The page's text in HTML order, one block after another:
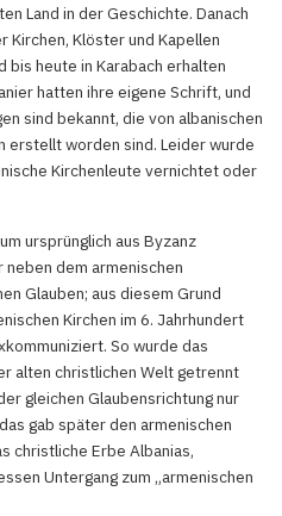
Land in der Geschichte. Danach
Kirchen, Klöster und Kapellen
bis heute in Karabach erhalten
hatten ihre eigene Schrift, und
sind bekannt, die von albanischen
erstellt worden sind. Leider wurde
Kirchenleute vernichtet oder
ursprünglich aus Byzanz
dem armenischen
Glauben; aus diesem Grund
Kirchen im 6. Jahrhundert
So wurde das
alten christlichen Welt getrennt
gleichen Glaubensrichtung nur
gab später den armenischen
christliche Erbe Albanias,
Untergang zum „armenischen